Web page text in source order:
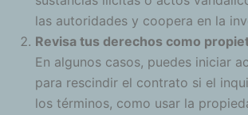
las autoridades y coopera en la
Revisa tus derechos como
En algunos casos, puedes iniciar
para rescindir el contrato si el
los términos, como usar la